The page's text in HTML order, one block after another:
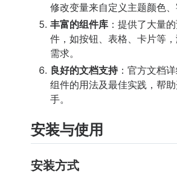
修改变量来自定义主题颜色、
丰富的组件库 ：提供了大量
件，如按钮、表格、卡片等
需求。
良好的文档支持：官方文档
组件的用法及最佳实践，帮
手。
安装与使用
安装方式